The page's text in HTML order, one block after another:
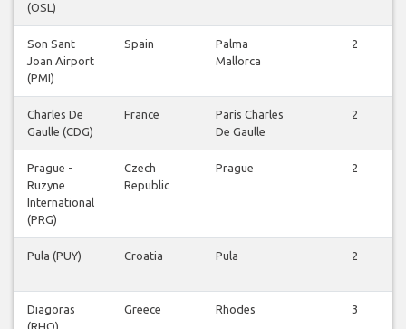
(OSL)
Son Sant
Joan Airport
(PMI)
Spain
Palma
Mallorca
2
Charles De
Gaulle (CDG)
France
Paris Charles
De Gaulle
2
Prague -
Ruzyne
International
(PRG)
Czech
Republic
Prague 2
Pula (PUY) Croatia Pula 2
Diagoras
(RHO)
Greece Rhodes 3